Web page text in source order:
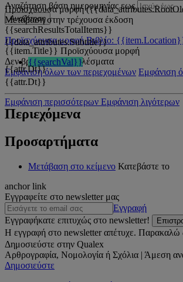
Αναζήτηση βάση ημερομηνίας εως
Αναζήτηση
{{searchResultsTotalItems}}
Προϊσχύουσα μορφή Βιβλίο:
{{item.Title}} Προϊσχύουσα μορφή
Δεν βρέθηκαν αποτελέσματα
Εμφάνιση όλων των περιεχομένων Εμφάνιση
Προϊσχύουσα μορφή
Μετάβαση στην τρέχουσα έκδοση
{{data_attributes.Subtitle}}
{{searchVal}}
{{attr.Dt}}
Εμφάνιση περισσότερων Εμφάνιση λιγότερων
{{attr.Dt}}
Περιεχόμενα
Προσαρτήματα
Μετάβαση στο κείμενο Κατεβάστε το
anchor link
Εγγραφείτε στο newsletter μας
Εγγραφή
Εγγραφήκατε επιτυχώς στο newsletter!
Η εγγραφή στο newsletter απέτυχε. Παρακαλώ
Δημοσιεύστε στην Qualex
Αρθρογραφία, Νομολογία ή Σχόλια | Άμεση
Δημοσιεύστε